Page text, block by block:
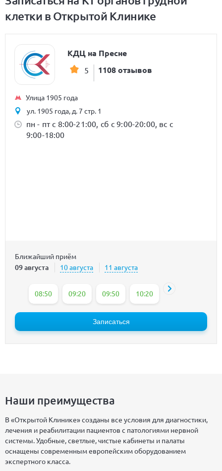
клетки в Открытой Клинике
КДЦ на Пресне
5 1108 отзывов
Улица 1905 года
ул. 1905 года, д. 7 стр. 1
пн - пт с 8:00-21:00, сб с 9:00-20:00, вс с
9:00-18:00
Ближайший приём
09 августа 10 августа 11 августа
08:50 09:20 09:50 10:20 10:50
Записаться
Наши преимущества
В «Открытой Клинике» созданы все условия для диагностики,
лечения и реабилитации пациентов с патологиями нервной
системы. Удобные, светлые, чистые кабинеты и палаты
оснащены современным европейским оборудованием
экспертного класса.